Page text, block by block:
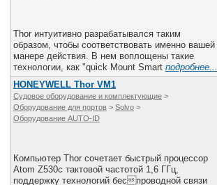
Thor интуитивно разрабатывался таким
образом, чтобы соответствовать именно вашей
манере действия. В нем воплощены такие
технологии, как "quick Mount Smart подробнее...
HONEYWELL Thor VM1
Судовое оборудование и комплектующие >
Оборудование для портов > Solvo >
Оборудование AUTO-ID
Компьютер Thor сочетает быстрый процессор
Atom Z530с тактовой частотой 1,6 ГГц,
поддержку технологий беспроводной связи